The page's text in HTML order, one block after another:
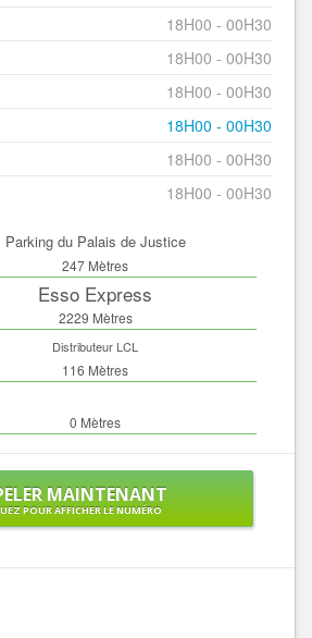
18H00 - 00H30
18H00 - 00H30
18H00 - 00H30
18H00 - 00H30
18H00 - 00H30
18H00 - 00H30
Parking du Palais de Justice
247 Mètres
Esso Express
2229 Mètres
Distributeur LCL
116 Mètres
0 Mètres
MAINTENANT
POUR AFFICHER LE NUMÉRO